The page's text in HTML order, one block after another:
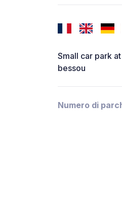
Small car park
bessou
Numero di